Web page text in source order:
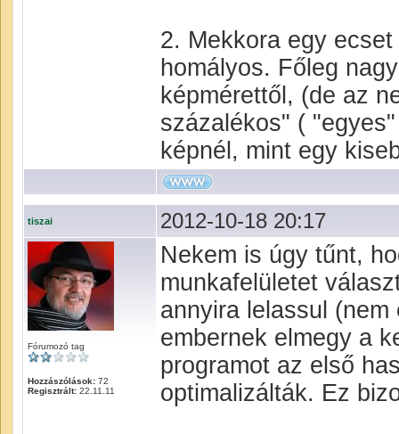
2. Mekkora egy
homályos. Főleg
képmérettől, (de az
százalékos" (
képnél, mint egy
tiszai 2012-10-18 20:17
Fórumozó tag
Hozzászólások: 72
Regisztrált: 22.11.11
Nekem is úgy tűnt,
munkafelületet
annyira lelassul
embernek elmegy a
programot az első
optimalizálták. Ez